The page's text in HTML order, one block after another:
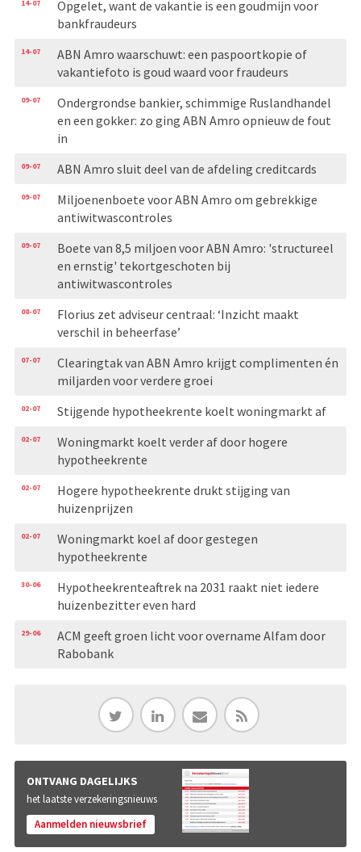
14-07
Opgelet, want de vakantie is een goudmijn voor
bankfraudeurs
14-07
ABN Amro waarschuwt: een paspoortkopie of
vakantiefoto is goud waard voor fraudeurs
09-07
Ondergrondse bankier, schimmige Ruslandhandel
en een gokker: zo ging ABN Amro opnieuw de fout
in
09-07 ABN Amro sluit deel van de afdeling creditcards
09-07
Miljoenenboete voor ABN Amro om gebrekkige
antiwitwascontroles
09-07
Boete van 8,5 miljoen voor ABN Amro: 'structureel
en ernstig' tekortgeschoten bij
antiwitwascontroles
08-07
Florius zet adviseur centraal: ‘Inzicht maakt
verschil in beheerfase’
07-07
Clearingtak van ABN Amro krijgt complimenten én
miljarden voor verdere groei
02-07 Stijgende hypotheekrente koelt woningmarkt af
02-07
Woningmarkt koelt verder af door hogere
hypotheekrente
02-07
Hogere hypotheekrente drukt stijging van
huizenprijzen
02-07
Woningmarkt koel af door gestegen
hypotheekrente
30-06
Hypotheekrenteaftrek na 2031 raakt niet iedere
huizenbezitter even hard
29-06
ACM geeft groen licht voor overname Alfam door
Rabobank
ONTVANG DAGELIJKS
het laatste verzekeringsnieuws
Aanmelden nieuwsbrief